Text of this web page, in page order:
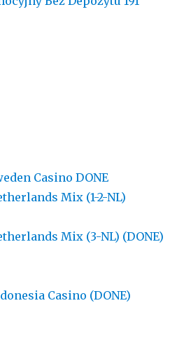
Casino DONE
Mix (1-2-NL)
Mix (3-NL) (DONE)
Casino (DONE)